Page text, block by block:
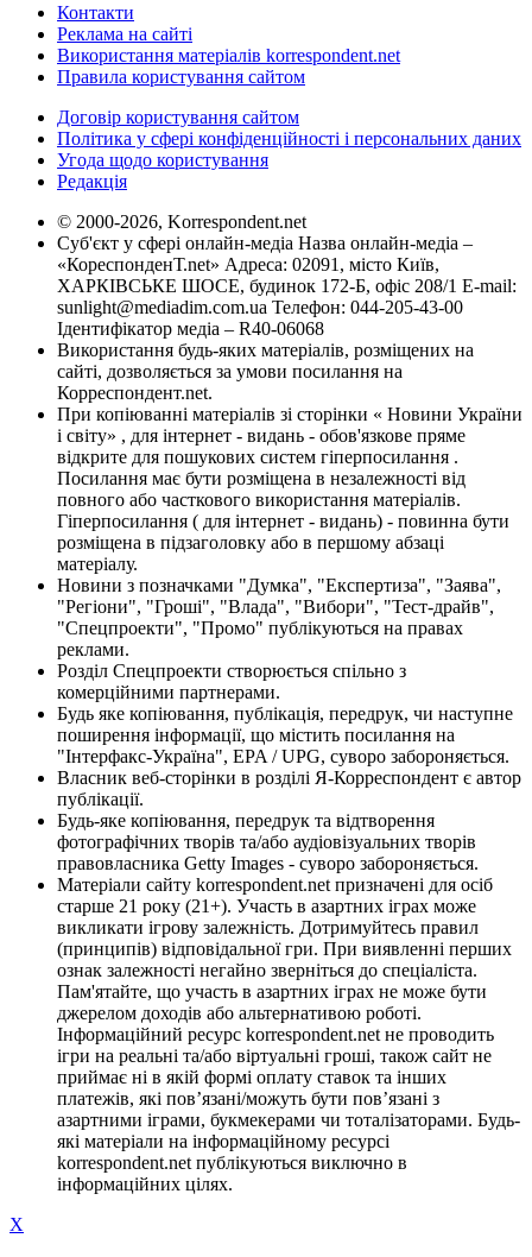
Контакти
Реклама на сайті
Використання матеріалів korrespondent.net
Правила користування сайтом
Договір користування сайтом
Політика у сфері конфіденційності і персональних даних
Угода щодо користування
Редакція
© 2000-2026, Korrespondent.net
Суб'єкт у сфері онлайн-медіа Назва онлайн-медіа –
«КореспонденТ.net» Адреса: 02091, місто Київ,
ХАРКІВСЬКЕ ШОСЕ, будинок 172-Б, офіс 208/1 E-mail:
sunlight@mediadim.com.ua Телефон: 044-205-43-00
Ідентифікатор медіа – R40-06068
Використання будь-яких матеріалів, розміщених на
сайті, дозволяється за умови посилання на
Корреспондент.net.
При копіюванні матеріалів зі сторінки « Новини України
і світу» , для інтернет - видань - обов'язкове пряме
відкрите для пошукових систем гіперпосилання .
Посилання має бути розміщена в незалежності від
повного або часткового використання матеріалів.
Гіперпосилання ( для інтернет - видань) - повинна бути
розміщена в підзаголовку або в першому абзаці
матеріалу.
Новини з позначками "Думка", "Експертиза", "Заява",
"Регіони", "Гроші", "Влада", "Вибори", "Тест-драйв",
"Спецпроекти", "Промо" публікуються на правах
реклами.
Розділ Спецпроекти створюється спільно з
комерційними партнерами.
Будь яке копіювання, публікація, передрук, чи наступне
поширення інформації, що містить посилання на
"Інтерфакс-Україна", EPA / UPG, суворо забороняється.
Власник веб-сторінки в розділі Я-Корреспондент є автор
публікації.
Будь-яке копіювання, передрук та відтворення
фотографічних творів та/або аудіовізуальних творів
правовласника Getty Images - суворо забороняється.
Матеріали сайту korrespondent.net призначені для осіб
старше 21 року (21+). Участь в азартних іграх може
викликати ігрову залежність. Дотримуйтесь правил
(принципів) відповідальної гри. При виявленні перших
ознак залежності негайно зверніться до спеціаліста.
Пам'ятайте, що участь в азартних іграх не може бути
джерелом доходів або альтернативою роботі.
Інформаційний ресурс korrespondent.net не проводить
ігри на реальні та/або віртуальні гроші, також сайт не
приймає ні в якій формі оплату ставок та інших
платежів, які пов’язані/можуть бути пов’язані з
азартними іграми, букмекерами чи тоталізаторами. Будь-
які матеріали на інформаційному ресурсі
korrespondent.net публікуються виключно в
інформаційних цілях.
X